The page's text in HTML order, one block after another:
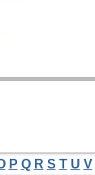
P Q R S T U V